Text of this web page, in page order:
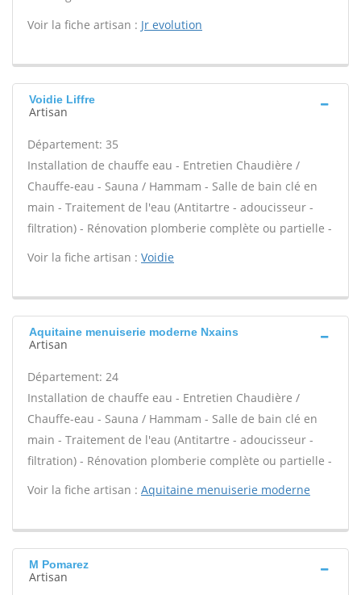
Voir la fiche artisan : Jr evolution
Voidie Liffre
Artisan
Département: 35
Installation de chauffe eau - Entretien Chaudière /
Chauffe-eau - Sauna / Hammam - Salle de bain clé en
main - Traitement de l'eau (Antitartre - adoucisseur -
filtration) - Rénovation plomberie complète ou partielle -
Voir la fiche artisan : Voidie
Aquitaine menuiserie moderne Nxains
Artisan
Département: 24
Installation de chauffe eau - Entretien Chaudière /
Chauffe-eau - Sauna / Hammam - Salle de bain clé en
main - Traitement de l'eau (Antitartre - adoucisseur -
filtration) - Rénovation plomberie complète ou partielle -
Voir la fiche artisan : Aquitaine menuiserie moderne
M Pomarez
Artisan